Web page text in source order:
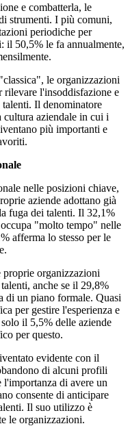
e combatterla, le
strumenti. I più comuni,
periodiche per
il 50,5% le fa annualmente,
le organizzazioni
l'insoddisfazione e
Il denominatore
cultura aziendale in cui i
più importanti e
nelle posizioni chiave,
aziende adottano già
fuga dei talenti. Il 32,1%
"molto tempo" nelle
afferma lo stesso per le
organizzazioni
anche se il 29,8%
di un piano formale. Quasi
per gestire l'esperienza e
il 5,5% delle aziende
per questo.
evidente con il
di alcuni profili
di avere un
consente di anticipare
Il suo utilizzo è
le organizzazioni.